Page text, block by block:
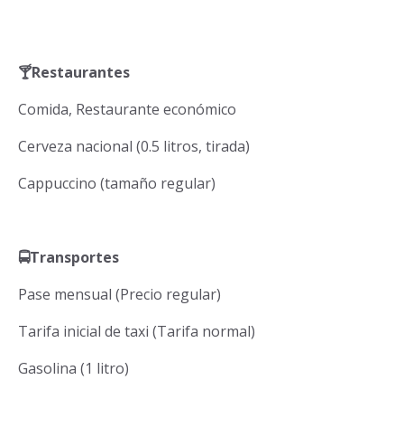
🍸Restaurantes
Comida, Restaurante económico
Cerveza nacional (0.5 litros, tirada)
Cappuccino (tamaño regular)
🚍Transportes
Pase mensual (Precio regular)
Tarifa inicial de taxi (Tarifa normal)
Gasolina (1 litro)